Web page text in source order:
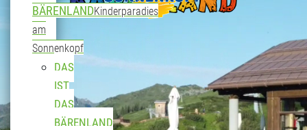
BÄRENLANDKinderparadies
am
Sonnenkopf
DAS
IST
DAS
BÄRENLAND